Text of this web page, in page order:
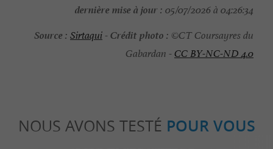
dernière mise à jour : 05/07/2026 à 04:26:34
Source : Sirtaqui-Crédit photo : ©CT Coursayres du
Gabardan -CC BY-NC-ND 4.0
NOUS AVONS TESTÉ POUR VOUS